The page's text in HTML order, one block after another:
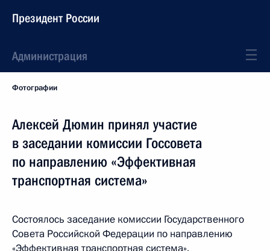
Президент России
Администрация
Фотографии
Алексей Дюмин принял участие
в заседании комиссии Госсовета
по направлению «Эффективная
транспортная система»
Состоялось заседание комиссии Государственного
Совета Российской Федерации по направлению